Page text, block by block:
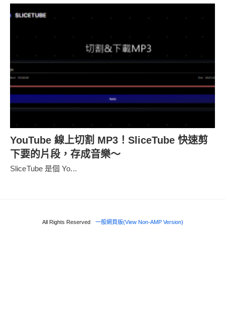
YouTube 線上切割 MP3！SliceTube 快速剪
下要的片段，存成音樂～
SliceTube 是個 Yo...
All Rights Reserved 一般網頁版(View Non-AMP Version)